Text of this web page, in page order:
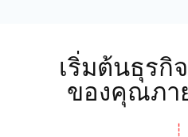
เริ่มต้นธุรกิ
ของคุณภา